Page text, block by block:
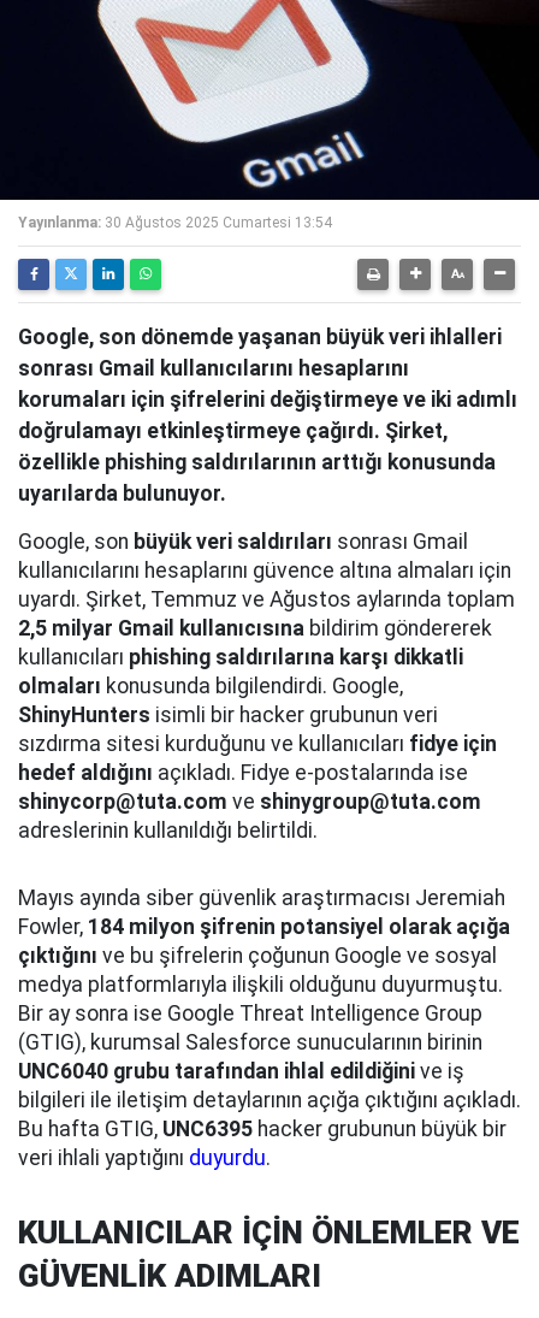
Yayınlanma: 30 Ağustos 2025 Cumartesi 13:54
Google, son dönemde yaşanan büyük veri ihlalleri
sonrası Gmail kullanıcılarını hesaplarını
korumaları için şifrelerini değiştirmeye ve iki adımlı
doğrulamayı etkinleştirmeye çağırdı. Şirket,
özellikle phishing saldırılarının arttığı konusunda
uyarılarda bulunuyor.
Google, son büyük veri saldırıları sonrası Gmail
kullanıcılarını hesaplarını güvence altına almaları için
uyardı. Şirket, Temmuz ve Ağustos aylarında toplam
2,5 milyar Gmail kullanıcısına bildirim göndererek
kullanıcıları phishing saldırılarına karşı dikkatli
olmaları konusunda bilgilendirdi. Google,
ShinyHunters isimli bir hacker grubunun veri
sızdırma sitesi kurduğunu ve kullanıcıları fidye için
hedef aldığını açıkladı. Fidye e-postalarında ise
shinycorp@tuta.com ve shinygroup@tuta.com
adreslerinin kullanıldığı belirtildi.
Mayıs ayında siber güvenlik araştırmacısı Jeremiah
Fowler, 184 milyon şifrenin potansiyel olarak açığa
çıktığını ve bu şifrelerin çoğunun Google ve sosyal
medya platformlarıyla ilişkili olduğunu duyurmuştu.
Bir ay sonra ise Google Threat Intelligence Group
(GTIG), kurumsal Salesforce sunucularının birinin
UNC6040 grubu tarafından ihlal edildiğini ve iş
bilgileri ile iletişim detaylarının açığa çıktığını açıkladı.
Bu hafta GTIG, UNC6395 hacker grubunun büyük bir
veri ihlali yaptığını duyurdu.
KULLANICILAR İÇİN ÖNLEMLER VE
GÜVENLİK ADIMLARI